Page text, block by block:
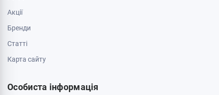
Акції
Бренди
Cтатті
Карта сайту
Особиста інформація